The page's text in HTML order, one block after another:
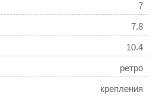
7
7.8
10.4
ретро
крепления